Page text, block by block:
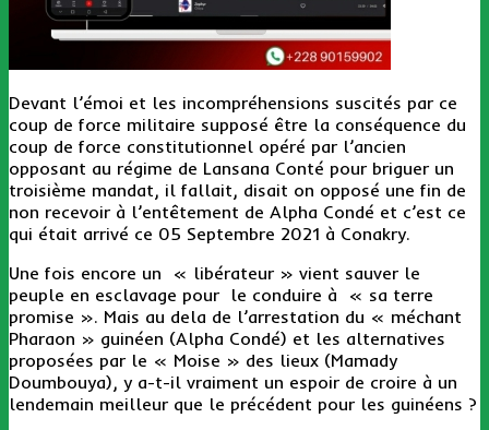
Devant l’émoi et les incompréhensions suscités par ce
coup de force militaire supposé être la conséquence du
coup de force constitutionnel opéré par l’ancien
opposant au régime de Lansana Conté pour briguer un
troisième mandat, il fallait, disait on opposé une fin de
non recevoir à l’entêtement de Alpha Condé et c’est ce
qui était arrivé ce 05 Septembre 2021 à Conakry.
Une fois encore un « libérateur » vient sauver le
peuple en esclavage pour le conduire à « sa terre
promise ». Mais au dela de l’arrestation du « méchant
Pharaon » guinéen (Alpha Condé) et les alternatives
proposées par le « Moise » des lieux (Mamady
Doumbouya), y a-t-il vraiment un espoir de croire à un
lendemain meilleur que le précédent pour les guinéens ?